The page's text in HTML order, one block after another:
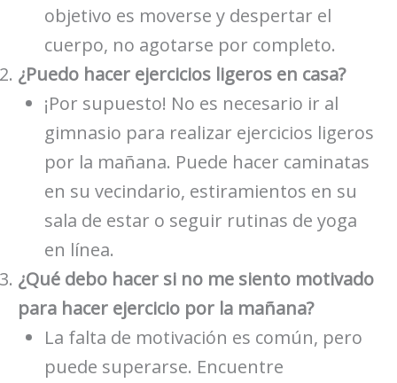
objetivo es moverse y despertar el
cuerpo, no agotarse por completo.
¿Puedo hacer ejercicios ligeros en casa?
¡Por supuesto! No es necesario ir al
gimnasio para realizar ejercicios ligeros
por la mañana. Puede hacer caminatas
en su vecindario, estiramientos en su
sala de estar o seguir rutinas de yoga
en línea.
¿Qué debo hacer si no me siento motivado
para hacer ejercicio por la mañana?
La falta de motivación es común, pero
puede superarse. Encuentre